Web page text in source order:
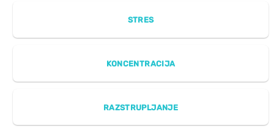
STRES
KONCENTRACIJA
RAZSTRUPLJANJE